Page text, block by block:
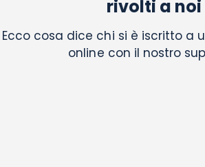
rivolti a noi
Ecco cosa dice chi si è iscritto a
online con il nostro